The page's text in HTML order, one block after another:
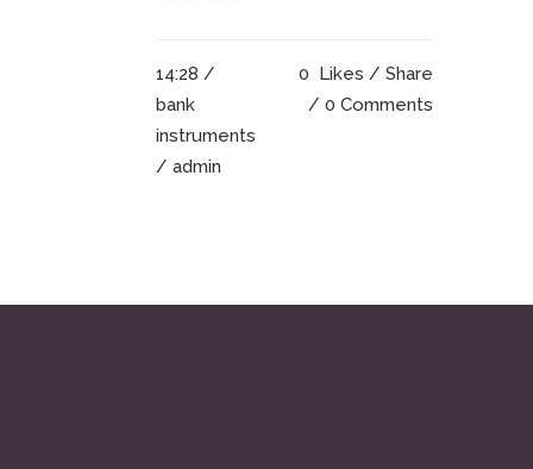
14:28 /
bank
instruments
/ admin
0 Likes
Share
0 Comments